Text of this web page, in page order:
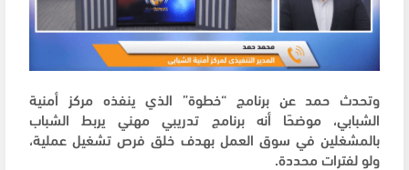
وتحدث حمد عن برنامج “خطوة” الذي ينفذه مركز أمنية
الشبابي، موضحًا أنه برنامج تدريبي مهني يربط الشباب
بالمشغلين في سوق العمل بهدف خلق فرص تشغيل عملية،
ولو لفترات محددة.